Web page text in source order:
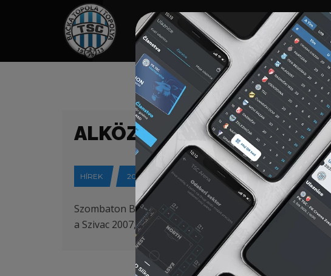
HOME TÁMOGATÓK NEWS GALÉRIA „A”
ALKÖZPONTOK – „FOCI 7”
HÍREK 2017-10-21
Szombaton Bajsán négy alközpont gyermekei mérték
a Szivac 2007, 2008 és 2009-es, valamint a Kishegyes